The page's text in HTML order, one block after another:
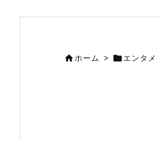
ホーム >  エンタメ